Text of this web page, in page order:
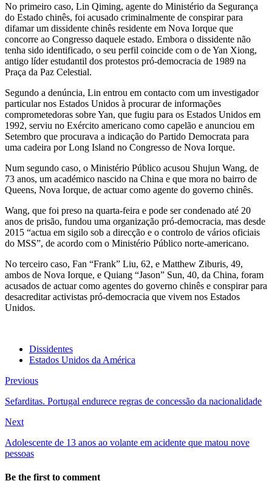
No primeiro caso, Lin Qiming, agente do Ministério da Segurança
do Estado chinês, foi acusado criminalmente de conspirar para
difamar um dissidente chinês residente em Nova Iorque que
concorre ao Congresso daquele estado. Embora o dissidente não
tenha sido identificado, o seu perfil coincide com o de Yan Xiong,
antigo líder estudantil dos protestos pró-democracia de 1989 na
Praça da Paz Celestial.
Segundo a denúncia, Lin entrou em contacto com um investigador
particular nos Estados Unidos à procurar de informações
comprometedoras sobre Yan, que fugiu para os Estados Unidos em
1992, serviu no Exército americano como capelão e anunciou em
Setembro que procurava a indicação do Partido Democrata para
uma cadeira por Long Island no Congresso de Nova Iorque.
Num segundo caso, o Ministério Público acusou Shujun Wang, de
73 anos, um académico nascido na China e que mora no bairro de
Queens, Nova Iorque, de actuar como agente do governo chinês.
Wang, que foi preso na quarta-feira e pode ser condenado até 20
anos de prisão, fundou uma organização pró-democracia, mas desde
2015 “actua em sigilo sob a direcção e o controlo de vários oficiais
do MSS”, de acordo com o Ministério Público norte-americano.
No terceiro caso, Fan “Frank” Liu, 62, e Matthew Ziburis, 49,
ambos de Nova Iorque, e Quiang “Jason” Sun, 40, da China, foram
acusados de actuar como agentes do governo chinês e conspirar para
desacreditar activistas pró-democracia que vivem nos Estados
Unidos.
Dissidentes
Estados Unidos da América
Previous
Sefarditas. Portugal endurece regras de concessão da nacionalidade
Next
Adolescente de 13 anos ao volante em acidente que matou nove
pessoas
Be the first to comment